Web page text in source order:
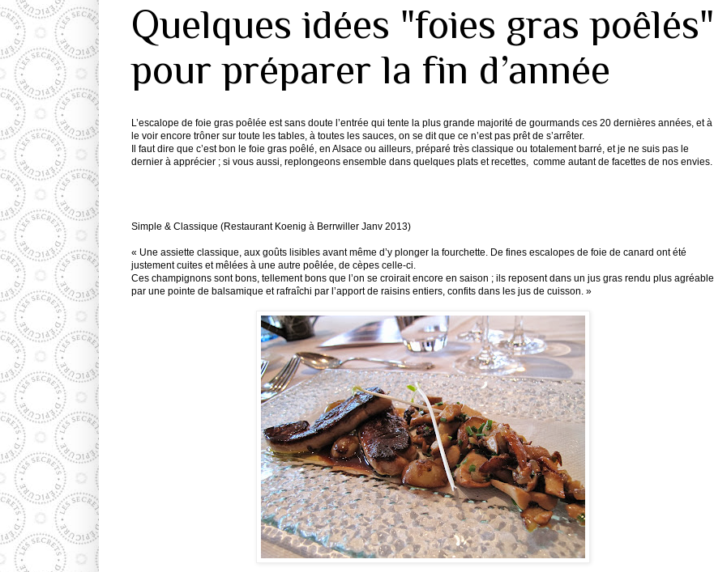
Quelques idées "foies gras poêlés"
pour préparer la fin d’année
L’escalope de foie gras poêlée est sans doute l’entrée qui tente la plus grande majorité de gourmands ces 20 dernières années, et à
le voir encore trôner sur toute les tables, à toutes les sauces, on se dit que ce n’est pas prêt de s’arrêter.
Il faut dire que c’est bon le foie gras poêlé, en Alsace ou ailleurs, préparé très classique ou totalement barré, et je ne suis pas le
dernier à apprécier ; si vous aussi, replongeons ensemble dans quelques plats et recettes, comme autant de facettes de nos envies.
Simple & Classique (Restaurant Koenig à Berrwiller Janv 2013)
« Une assiette classique, aux goûts lisibles avant même d’y plonger la fourchette. De fines escalopes de foie de canard ont été
justement cuites et mêlées à une autre poêlée, de cèpes celle-ci.
Ces champignons sont bons, tellement bons que l’on se croirait encore en saison ; ils reposent dans un jus gras rendu plus agréable
par une pointe de balsamique et rafraîchi par l’apport de raisins entiers, confits dans les jus de cuisson. »